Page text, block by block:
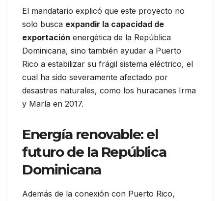
El mandatario explicó que este proyecto no
solo busca expandir la capacidad de
exportación energética de la República
Dominicana, sino también ayudar a Puerto
Rico a estabilizar su frágil sistema eléctrico, el
cual ha sido severamente afectado por
desastres naturales, como los huracanes Irma
y María en 2017.
Energía renovable: el
futuro de la República
Dominicana
Además de la conexión con Puerto Rico,